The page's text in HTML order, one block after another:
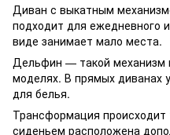
Диван с выкатным
подходит для ежедневного
виде занимает мало места.
Дельфин — такой механизм
моделях. В прямых диванах
для белья.
Трансформация
сиденьем расположена